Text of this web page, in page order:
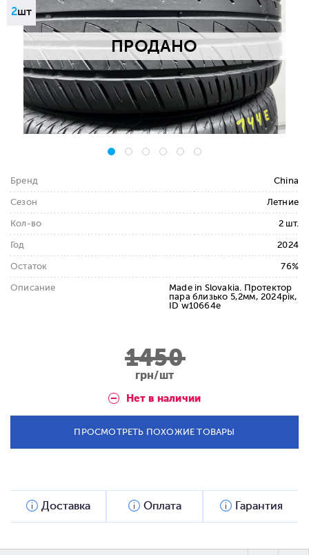
ПОДОБРАТЬ
ПРОДАНО
2шт
Бренд China
Сезон Летние
Кол-во 2 шт.
Год 2024
Остаток 76%
Описание
Made in Slovakia. Протектор
пара близько 5,2мм, 2024рік,
ID w10664e
1450
грн/шт
Нет в наличии
ПРОСМОТРЕТЬ ПОХОЖИЕ ТОВАРЫ
Доставка Оплата Гарантия